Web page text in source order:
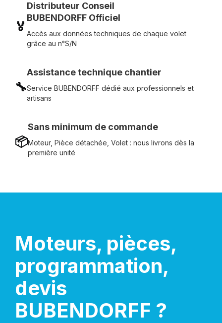
🏅
Distributeur Conseil
BUBENDORFF Officiel
Accès aux données techniques de chaque volet
grâce au n°S/N
🔧
Assistance technique chantier
Service BUBENDORFF dédié aux professionnels et
artisans
📦
Sans minimum de commande
Moteur, Pièce détachée, Volet : nous livrons dès la
première unité
Moteurs, pièces,
programmation,
devis
BUBENDORFF ?